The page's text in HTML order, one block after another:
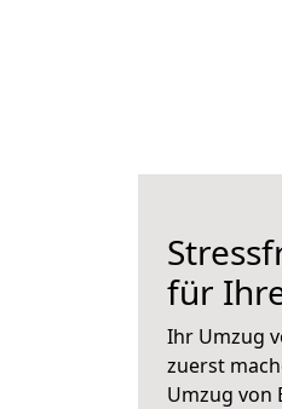
für
Ihr Umzug
zuerst
Umzug von